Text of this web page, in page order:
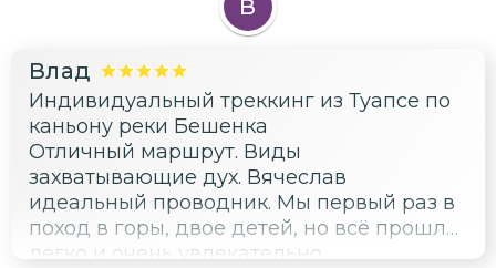
В
Влад
Индивидуальный треккинг из Туапсе по
каньону реки Бешенка
Отличный маршрут. Виды
захватывающие дух. Вячеслав
идеальный проводник. Мы первый раз в
поход в горы, двое детей, но всё прошло
легко и очень увлекательно.